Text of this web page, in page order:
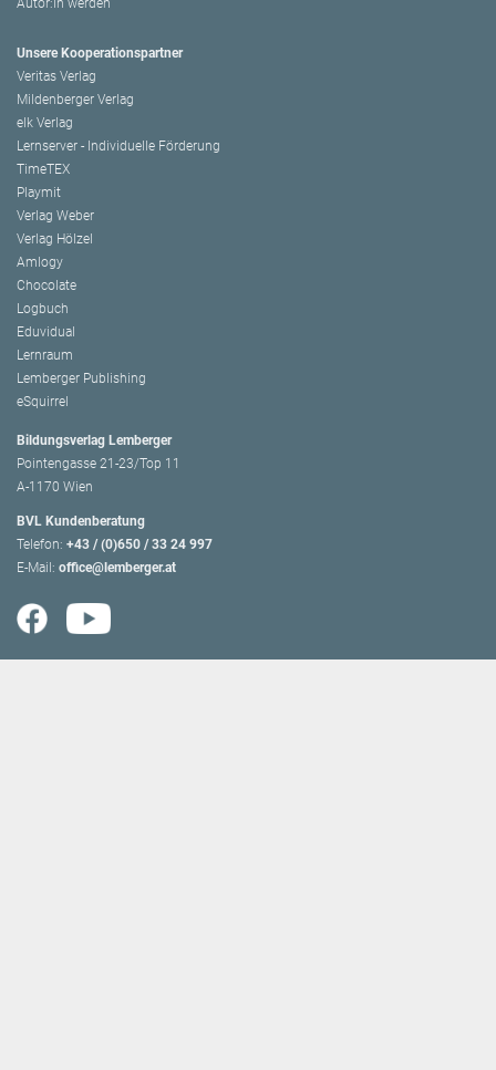
Unsere Kooperationspartner
Veritas Verlag
Mildenberger Verlag
elk Verlag
Lernserver - Individuelle Förderung
TimeTEX
Playmit
Verlag Weber
Verlag Hölzel
Amlogy
Chocolate
Logbuch
Eduvidual
Lernraum
Lemberger Publishing
eSquirrel
Bildungsverlag Lemberger
Pointengasse 21-23/Top 11
A-1170 Wien
BVL Kundenberatung
Telefon: +43 / (0)650 / 33 24 997
E-Mail: office@lemberger.at